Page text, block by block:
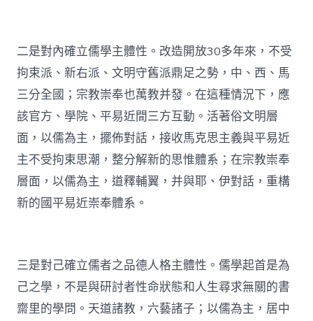
二是對內確立儒學主體性。改造開放30多年來，不受
拘束派、新右派、文明守舊派鼎足之勢，中、西、馬
三分全國；宗教崇奉也萬教并發。在這種情況下，應
該官方、學院、平易近間三方互動。活著俗文明層
面，以儒為主，擺佈對話，接收馬克思主義與平易近
主不受拘束思潮，整分解新的思惟體系；在宗教崇奉
層面，以儒為主，道釋輔翼，并與耶、伊對話，重構
新的國平易近崇奉體系。
三是對己確立儒者之品德人格主體性。儒學起首是為
己之學，不是與研討者性命狀態和人生尋求無關的書
齋里的學問。天道諸教，六藝諸子；以儒為主，居中